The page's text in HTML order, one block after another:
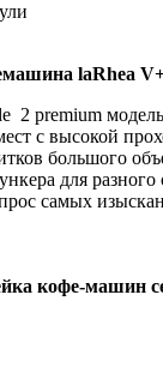
laRhea
2 premium
с высокой
большого
для
самых
кофе-машин